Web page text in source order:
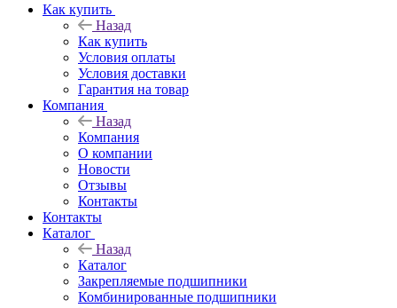
Как купить
Назад
Как купить
Условия оплаты
Условия доставки
Гарантия на товар
Компания
Назад
Компания
О компании
Новости
Отзывы
Контакты
Контакты
Каталог
Назад
Каталог
Закрепляемые подшипники
Комбинированные подшипники